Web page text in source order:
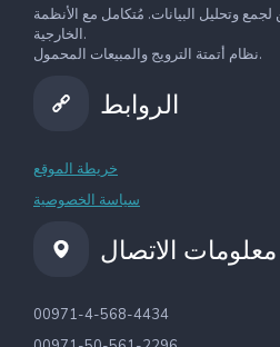
لجمع وتحليل البيانات. مُتكامل مع الأنظمة
الخارجية.
نظام أتمتة الترويج والمبيعات المحمول.
الروابط
خريطة الموقع
سياسة الخصوصية
معلومات الاتصال
00971-4-568-4434